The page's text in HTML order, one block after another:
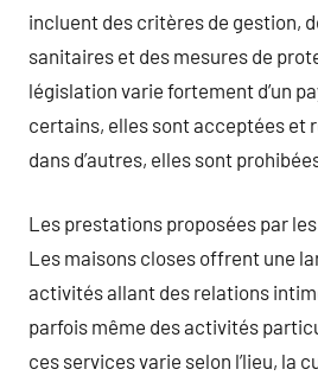
incluent des critères de gestion,
sanitaires et des mesures de
législation varie fortement d’un
certains, elles sont acceptées et
dans d’autres, elles sont
Les prestations proposées par
Les maisons closes offrent une
activités allant des relations
parfois même des activités
ces services varie selon l’lieu, la